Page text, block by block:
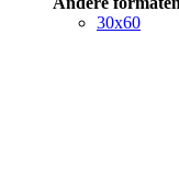
30x60